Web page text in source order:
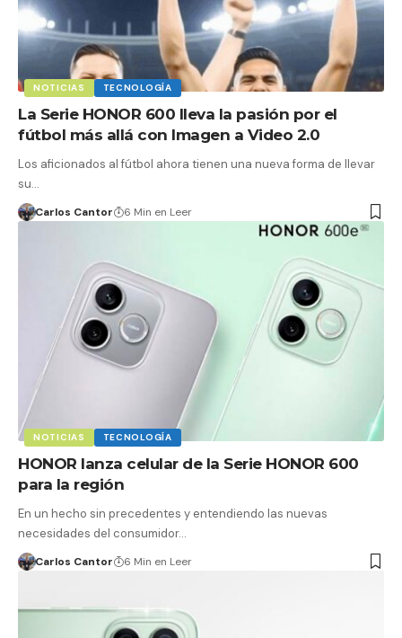
NOTICIAS TECNOLOGÍA
La Serie HONOR 600 lleva la pasión por el
fútbol más allá con Imagen a Video 2.0
Los aficionados al fútbol ahora tienen una nueva forma de llevar
su…
Carlos Cantor 6 Min en Leer
NOTICIAS TECNOLOGÍA
HONOR lanza celular de la Serie HONOR 600
para la región
En un hecho sin precedentes y entendiendo las nuevas
necesidades del consumidor…
Carlos Cantor 6 Min en Leer